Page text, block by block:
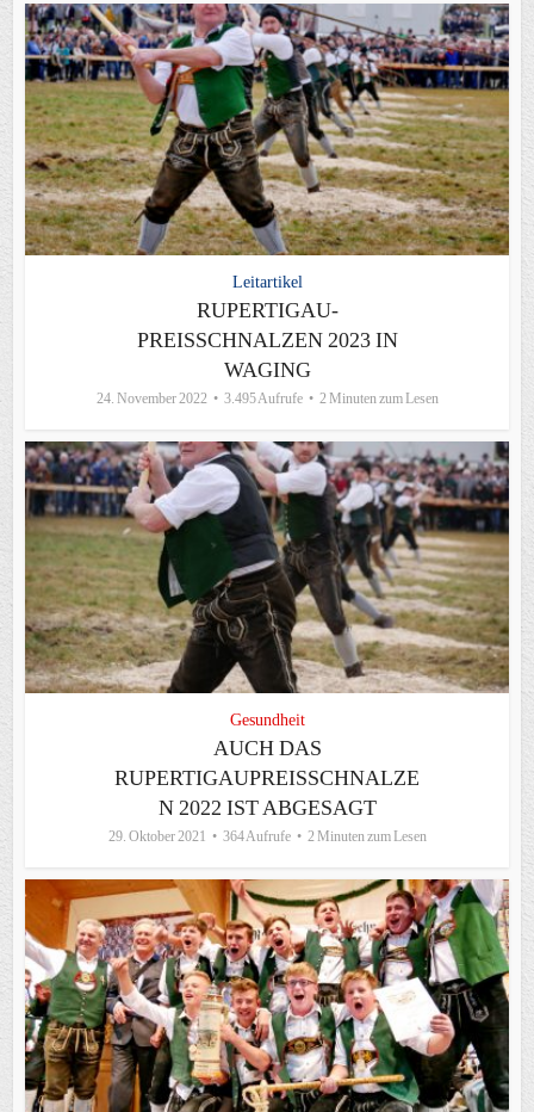
Leitartikel
RUPERTIGAU-
PREISSCHNALZEN 2023 IN
WAGING
24. November 2022 3.495 Aufrufe 2 Minuten zum Lesen
Gesundheit
AUCH DAS
RUPERTIGAUPREISSCHNALZE
N 2022 IST ABGESAGT
29. Oktober 2021 364 Aufrufe 2 Minuten zum Lesen